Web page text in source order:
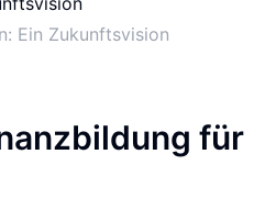
Ein Zukunftsvision
für